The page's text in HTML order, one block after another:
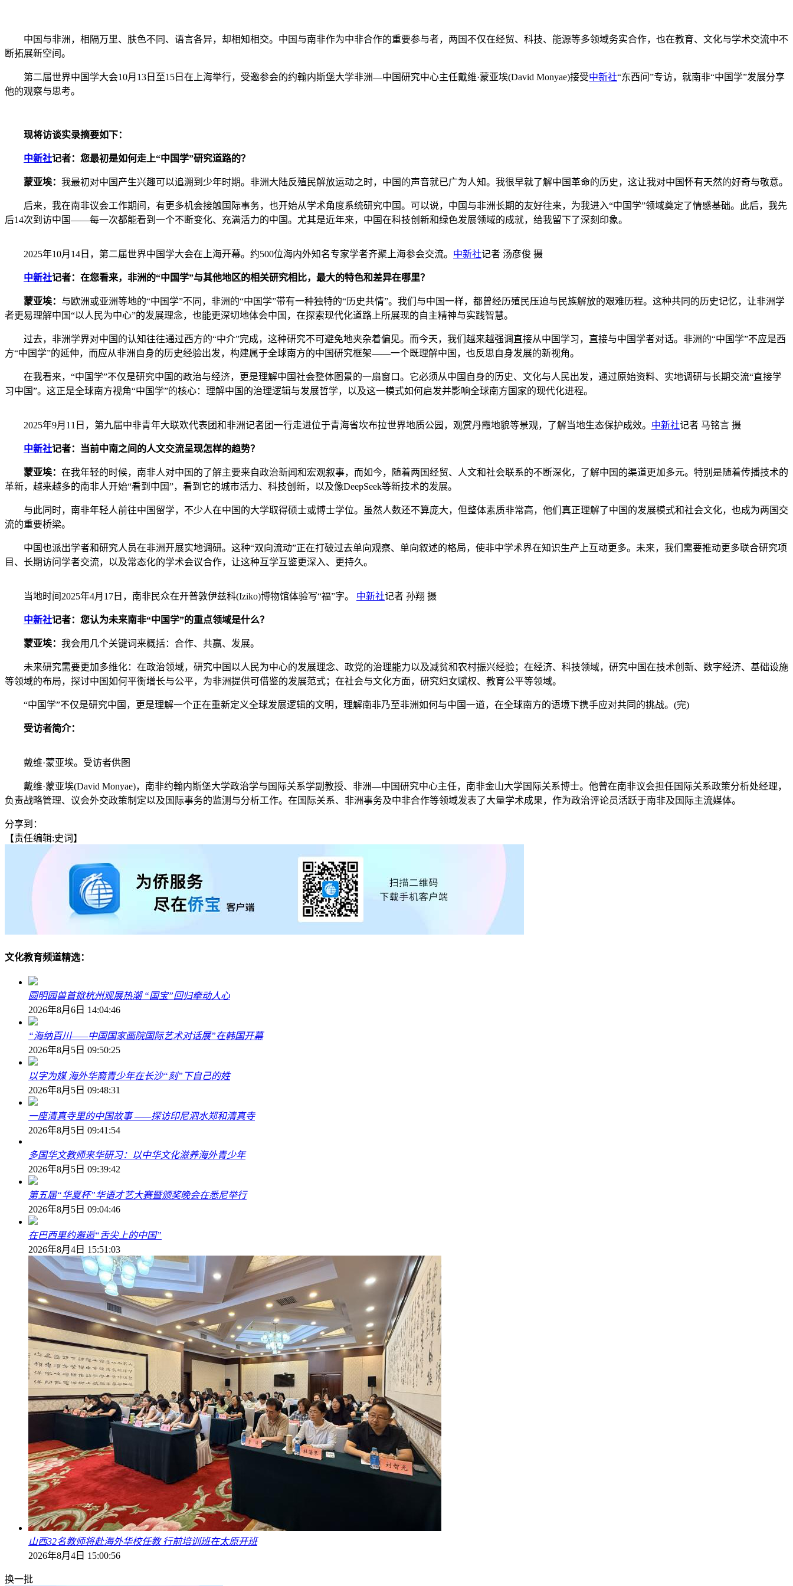
中国与非洲，相隔万里、肤色不同、语言各异，却相知相交。中国与南非作为中非合作的重要参与者，两国不仅在经贸、科技、能源等多领域务实合作，也在教育、文化与学术交流中不
断拓展新空间。
第二届世界中国学大会10月13日至15日在上海举行，受邀参会的约翰内斯堡大学非洲—中国研究中心主任戴维·蒙亚埃(David Monyae)接受中新社“东西问”专访，就南非“中国学”发展分享
他的观察与思考。
现将访谈实录摘要如下：
中新社记者：您最初是如何走上“中国学”研究道路的？
蒙亚埃： 我最初对中国产生兴趣可以追溯到少年时期。非洲大陆反殖民解放运动之时，中国的声音就已广为人知。我很早就了解中国革命的历史，这让我对中国怀有天然的好奇与敬意。
后来，我在南非议会工作期间，有更多机会接触国际事务，也开始从学术角度系统研究中国。可以说，中国与非洲长期的友好往来，为我进入“中国学”领域奠定了情感基础。此后，我先
后14次到访中国——每一次都能看到一个不断变化、充满活力的中国。尤其是近年来，中国在科技创新和绿色发展领域的成就，给我留下了深刻印象。
2025年10月14日，第二届世界中国学大会在上海开幕。约500位海内外知名专家学者齐聚上海参会交流。 中新社记者 汤彦俊 摄
中新社记者：在您看来，非洲的“中国学”与其他地区的相关研究相比，最大的特色和差异在哪里？
蒙亚埃： 与欧洲或亚洲等地的“中国学”不同，非洲的“中国学”带有一种独特的“历史共情”。我们与中国一样，都曾经历殖民压迫与民族解放的艰难历程。这种共同的历史记忆，让非洲学
者更易理解中国“以人民为中心”的发展理念，也能更深切地体会中国，在探索现代化道路上所展现的自主精神与实践智慧。
过去，非洲学界对中国的认知往往通过西方的“中介”完成，这种研究不可避免地夹杂着偏见。而今天，我们越来越强调直接从中国学习，直接与中国学者对话。非洲的“中国学”不应是西
方“中国学”的延伸，而应从非洲自身的历史经验出发，构建属于全球南方的中国研究框架——一个既理解中国，也反思自身发展的新视角。
在我看来，“中国学”不仅是研究中国的政治与经济，更是理解中国社会整体图景的一扇窗口。它必须从中国自身的历史、文化与人民出发，通过原始资料、实地调研与长期交流“直接学
习中国”。这正是全球南方视角“中国学”的核心：理解中国的治理逻辑与发展哲学，以及这一模式如何启发并影响全球南方国家的现代化进程。
2025年9月11日，第九届中非青年大联欢代表团和非洲记者团一行走进位于青海省坎布拉世界地质公园，观赏丹霞地貌等景观，了解当地生态保护成效。 中新社记者 马铭言 摄
中新社记者：当前中南之间的人文交流呈现怎样的趋势？
蒙亚埃： 在我年轻的时候，南非人对中国的了解主要来自政治新闻和宏观叙事，而如今，随着两国经贸、人文和社会联系的不断深化，了解中国的渠道更加多元。特别是随着传播技术的
革新，越来越多的南非人开始“看到中国”，看到它的城市活力、科技创新，以及像DeepSeek等新技术的发展。
与此同时，南非年轻人前往中国留学，不少人在中国的大学取得硕士或博士学位。虽然人数还不算庞大，但整体素质非常高，他们真正理解了中国的发展模式和社会文化，也成为两国交
流的重要桥梁。
中国也派出学者和研究人员在非洲开展实地调研。这种“双向流动”正在打破过去单向观察、单向叙述的格局，使非中学术界在知识生产上互动更多。未来，我们需要推动更多联合研究项
目、长期访问学者交流，以及常态化的学术会议合作，让这种互学互鉴更深入、更持久。
当地时间2025年4月17日，南非民众在开普敦伊兹科(Iziko)博物馆体验写“福”字。 中新社记者 孙翔 摄
中新社记者：您认为未来南非“中国学”的重点领域是什么？
蒙亚埃： 我会用几个关键词来概括：合作、共赢、发展。
未来研究需要更加多维化：在政治领域，研究中国以人民为中心的发展理念、政党的治理能力以及减贫和农村振兴经验；在经济、科技领域，研究中国在技术创新、数字经济、基础设施
等领域的布局，探讨中国如何平衡增长与公平，为非洲提供可借鉴的发展范式；在社会与文化方面，研究妇女赋权、教育公平等领域。
“中国学”不仅是研究中国，更是理解一个正在重新定义全球发展逻辑的文明，理解南非乃至非洲如何与中国一道，在全球南方的语境下携手应对共同的挑战。(完)
受访者简介：
戴维·蒙亚埃。受访者供图
戴维·蒙亚埃(David Monyae)，南非约翰内斯堡大学政治学与国际关系学副教授、非洲—中国研究中心主任，南非金山大学国际关系博士。他曾在南非议会担任国际关系政策分析处经理，
负责战略管理、议会外交政策制定以及国际事务的监测与分析工作。在国际关系、非洲事务及中非合作等领域发表了大量学术成果，作为政治评论员活跃于南非及国际主流媒体。
分享到：
【责任编辑:史词】
文化教育频道精选：
圆明园兽首掀杭州观展热潮 “国宝”回归牵动人心
2026年8月6日 14:04:46
“海纳百川——中国国家画院国际艺术对话展”在韩国开幕
2026年8月5日 09:50:25
以字为媒 海外华裔青少年在长沙“刻”下自己的姓
2026年8月5日 09:48:31
一座清真寺里的中国故事 ——探访印尼泗水郑和清真寺
2026年8月5日 09:41:54
多国华文教师来华研习：以中华文化滋养海外青少年
2026年8月5日 09:39:42
第五届“华夏杯”华语才艺大赛暨颁奖晚会在悉尼举行
2026年8月5日 09:04:46
在巴西里约邂逅“舌尖上的中国”
2026年8月4日 15:51:03
山西32名教师将赴海外华校任教 行前培训班在太原开班
2026年8月4日 15:00:56
换一批